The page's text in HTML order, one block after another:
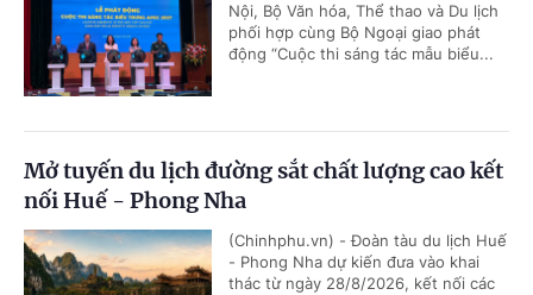
Nội, Bộ Văn hóa, Thể thao và Du lịch
phối hợp cùng Bộ Ngoại giao phát
động “Cuộc thi sáng tác mẫu biểu...
Mở tuyến du lịch đường sắt chất lượng cao kết
nối Huế - Phong Nha
(Chinhphu.vn) - Đoàn tàu du lịch Huế
- Phong Nha dự kiến đưa vào khai
thác từ ngày 28/8/2026, kết nối các